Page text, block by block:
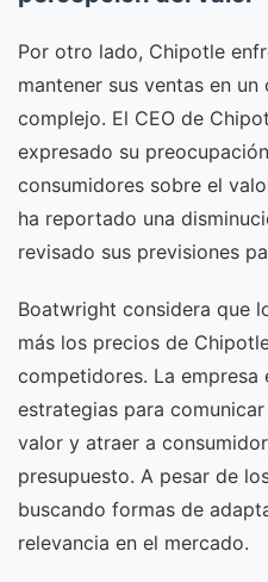
Por otro lado, Chipotle
mantener sus ventas en
complejo. El CEO de
expresado su
consumidores sobre el
ha reportado una
revisado sus previsiones
Boatwright considera que
más los precios de
competidores. La empresa
estrategias para
valor y atraer a
presupuesto. A pesar de
buscando formas de
relevancia en el mercado.